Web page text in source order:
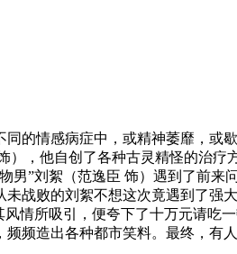
情感病症中，或精神萎靡，或
，他自创了各种古灵精怪的治疗
”刘絮（范逸臣 饰）遇到了前来
战败的刘絮不想这次竟遇到了
情所吸引，便夸下了十万元请吃
频造出各种都市笑料。最终，有